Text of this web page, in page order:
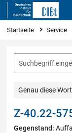
Sie sind hier
Startseite Service
Genau diese
Z-40.22-
Gegenstand: